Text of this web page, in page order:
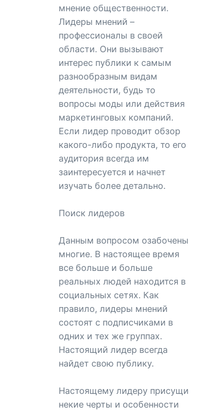
мнение общественности.
Лидеры мнений –
профессионалы в своей
области. Они вызывают
интерес публики к самым
разнообразным видам
деятельности, будь то
вопросы моды или действия
маркетинговых компаний.
Если лидер проводит обзор
какого-либо продукта, то его
аудитория всегда им
заинтересуется и начнет
изучать более детально.
Поиск лидеров
Данным вопросом озабочены
многие. В настоящее время
все больше и больше
реальных людей находится в
социальных сетях. Как
правило, лидеры мнений
состоят с подписчиками в
одних и тех же группах.
Настоящий лидер всегда
найдет свою публику.
Настоящему лидеру присущи
некие черты и особенности